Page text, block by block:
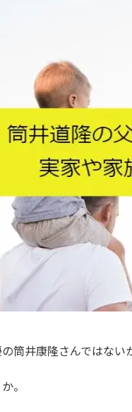
筒井康隆さんではない
。